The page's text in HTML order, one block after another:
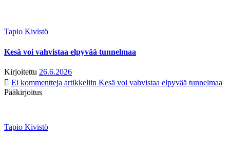
Tapio Kivistö
Kesä voi vahvistaa elpyvää tunnelmaa
Kirjoitettu 26.6.2026
Ei kommentteja artikkeliin Kesä voi vahvistaa elpyvää tunnelmaa
Pääkirjoitus
Tapio Kivistö